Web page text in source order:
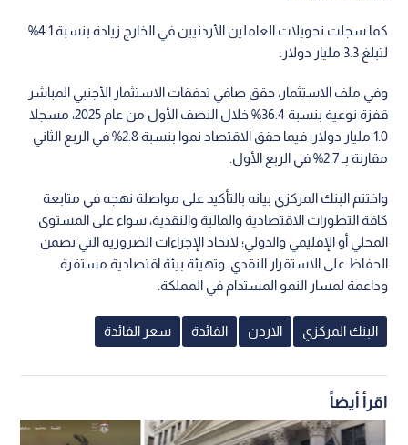
كما سجلت تحويلات العاملين الأردنيين في الخارج زيادة بنسبة 4.1%
لتبلغ 3.3 مليار دولار.
وفي ملف الاستثمار، حقق صافي تدفقات الاستثمار الأجنبي المباشر
قفزة نوعية بنسبة 36.4% خلال النصف الأول من عام 2025، مسجلا
1.0 مليار دولار، فيما حقق الاقتصاد نموا بنسبة 2.8% في الربع الثاني
مقارنة بـ 2.7% في الربع الأول.
واختتم البنك المركزي بيانه بالتأكيد على مواصلة نهجه في متابعة
كافة التطورات الاقتصادية والمالية والنقدية، سواء على المستوى
المحلي أو الإقليمي والدولي؛ لاتخاذ الإجراءات الضرورية التي تضمن
الحفاظ على الاستقرار النقدي، وتهيئة بيئة اقتصادية مستقرة
وداعمة لمسار النمو المستدام في المملكة.
البنك المركزي الاردن الفائدة سعر الفائدة
اقرأ أيضاً